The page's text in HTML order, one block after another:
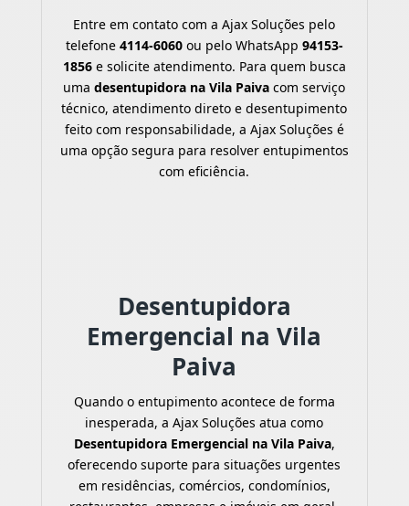
Entre em contato com a Ajax Soluções pelo
telefone 4114-6060ou pelo WhatsApp 94153-
1856e solicite atendimento. Para quem busca
umadesentupidora na Vila Paiva com serviço
técnico, atendimento direto e desentupimento
feito com responsabilidade, a Ajax Soluções é
uma opção segura para resolver entupimentos
com eficiência.
Desentupidora
Emergencial na Vila
Paiva
Quando o entupimento acontece de forma
inesperada, a Ajax Soluções atua como
Desentupidora Emergencial na Vila Paiva,
oferecendo suporte para situações urgentes
em residências, comércios, condomínios,